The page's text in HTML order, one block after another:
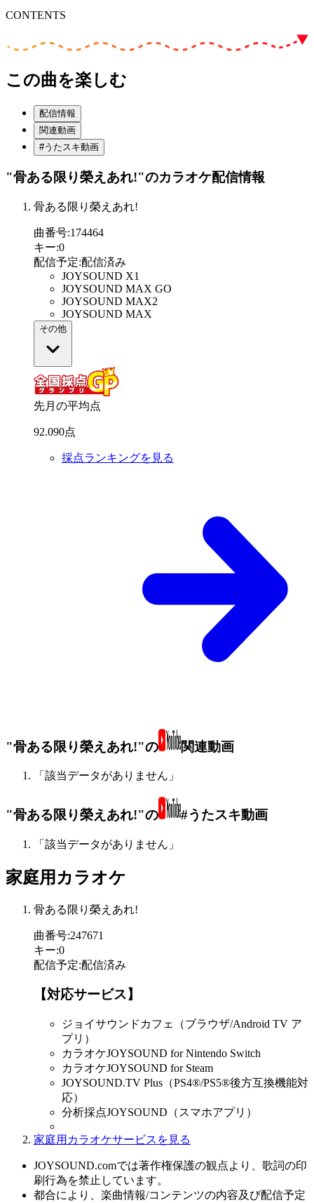
CONTENTS
この曲を楽しむ
配信情報
関連動画
#うたスキ動画
"骨ある限り榮えあれ!"のカラオケ配信情報
骨ある限り榮えあれ!
曲番号:174464
キー:0
配信予定:配信済み
JOYSOUND X1
JOYSOUND MAX GO
JOYSOUND MAX2
JOYSOUND MAX
その他
先月の平均点
92.090点
採点ランキングを見る
"骨ある限り榮えあれ!"の 関連動画
「該当データがありません」
"骨ある限り榮えあれ!"の #うたスキ動画
「該当データがありません」
家庭用カラオケ
骨ある限り榮えあれ!
曲番号:247671
キー:0
配信予定:配信済み
【対応サービス】
ジョイサウンドカフェ（ブラウザ/Android TV ア
プリ）
カラオケJOYSOUND for Nintendo Switch
カラオケJOYSOUND for Steam
JOYSOUND.TV Plus（PS4®/PS5®後方互換機能対
応）
分析採点JOYSOUND（スマホアプリ）
家庭用カラオケサービスを見る
JOYSOUND.comでは著作権保護の観点より、歌詞の印
刷行為を禁止しています。
都合により、楽曲情報/コンテンツの内容及び配信予定